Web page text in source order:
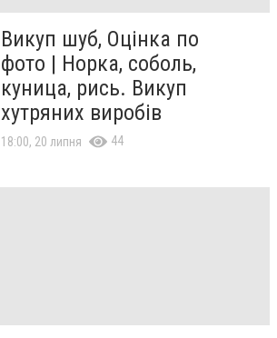
Викуп шуб, Оцінка по
фото | Норка, соболь,
куница, рись. Викуп
хутряних виробів
18:00, 20 липня 44